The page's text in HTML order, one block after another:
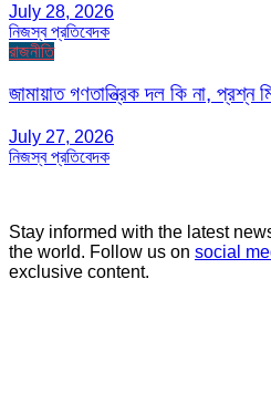
July 28, 2026
নিজস্ব প্রতিবেদক
রাজনীতি
জামায়াত গণতান্ত্রিক দল কি না, প্রশ্ন
July 27, 2026
নিজস্ব প্রতিবেদক
Stay informed with the latest
the world. Follow us on social
exclusive content.